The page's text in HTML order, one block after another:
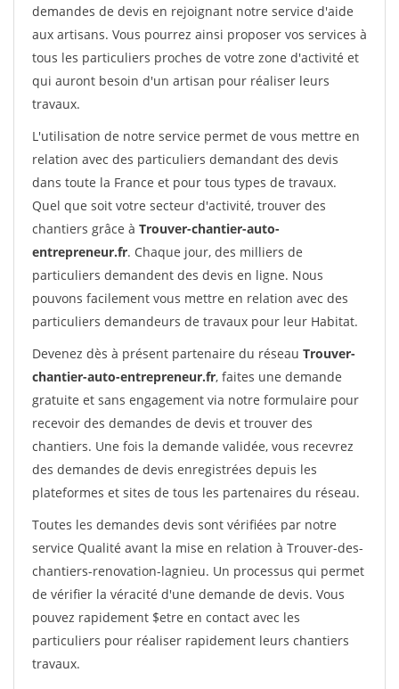
demandes de devis en rejoignant notre service d'aide
aux artisans. Vous pourrez ainsi proposer vos services à
tous les particuliers proches de votre zone d'activité et
qui auront besoin d'un artisan pour réaliser leurs
travaux.
L'utilisation de notre service permet de vous mettre en
relation avec des particuliers demandant des devis
dans toute la France et pour tous types de travaux.
Quel que soit votre secteur d'activité, trouver des
chantiers grâce à Trouver-chantier-auto-
entrepreneur.fr. Chaque jour, des milliers de
particuliers demandent des devis en ligne. Nous
pouvons facilement vous mettre en relation avec des
particuliers demandeurs de travaux pour leur Habitat.
Devenez dès à présent partenaire du réseau Trouver-
chantier-auto-entrepreneur.fr, faites une demande
gratuite et sans engagement via notre formulaire pour
recevoir des demandes de devis et trouver des
chantiers. Une fois la demande validée, vous recevrez
des demandes de devis enregistrées depuis les
plateformes et sites de tous les partenaires du réseau.
Toutes les demandes devis sont vérifiées par notre
service Qualité avant la mise en relation à Trouver-des-
chantiers-renovation-lagnieu. Un processus qui permet
de vérifier la véracité d'une demande de devis. Vous
pouvez rapidement $etre en contact avec les
particuliers pour réaliser rapidement leurs chantiers
travaux.